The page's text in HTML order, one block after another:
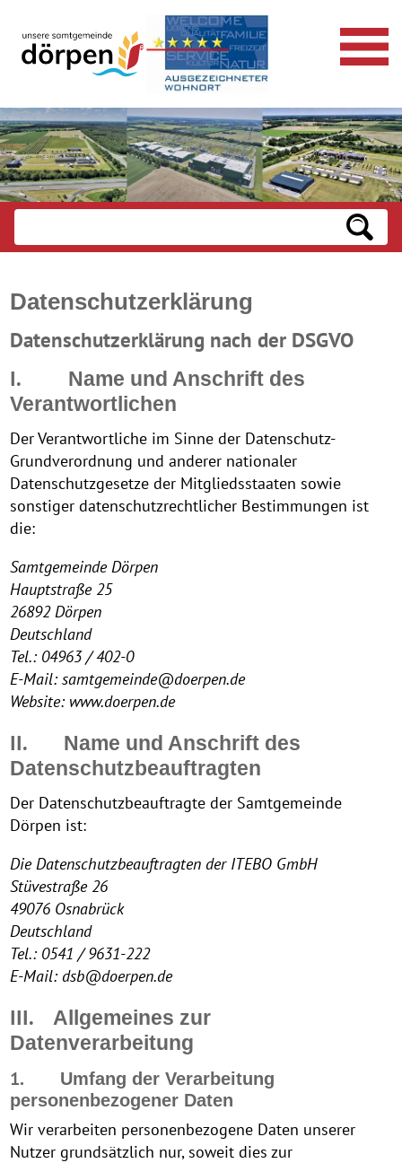
Datenschutzerklärung
Datenschutzerklärung nach der DSGVO
I.
Name und Anschrift des
Verantwortlichen
Der Verantwortliche im Sinne der Datenschutz-
Grundverordnung und anderer nationaler
Datenschutzgesetze der Mitgliedsstaaten sowie
sonstiger datenschutzrechtlicher Bestimmungen ist
die:
Samtgemeinde Dörpen
Hauptstraße 25
26892 Dörpen
Deutschland
Tel.: 04963 / 402-0
E-Mail: samtgemeinde@doerpen.de
Website: www.doerpen.de
II.
Name und Anschrift des
Datenschutzbeauftragten
Der Datenschutzbeauftragte der Samtgemeinde
Dörpen ist:
Die Datenschutzbeauftragten der ITEBO GmbH
Stüvestraße 26
49076 Osnabrück
Deutschland
Tel.: 0541 / 9631-222
E-Mail: dsb@doerpen.de
III.
Allgemeines zur
Datenverarbeitung
1.
Umfang der Verarbeitung
personenbezogener Daten
Wir verarbeiten personenbezogene Daten unserer
Nutzer grundsätzlich nur, soweit dies zur